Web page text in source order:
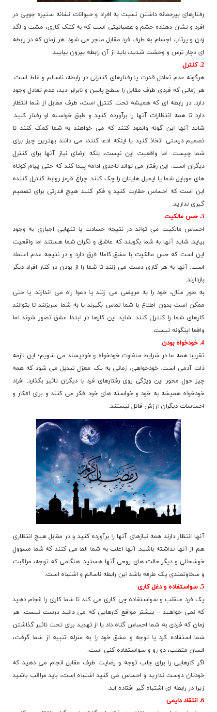
رفتارهای بیرحمانه داشتن نسبت به افراد وحیواناتنشانه ستیزه جویی در
افرد و نشان دهنده خشم و عصبانیتی است که به کتک کاری، مشت و لگد
زدن و پرتاب اجسام به طرف فرد مقابل منجر می شود. هر زمان که در رابطه
ای دچار ترس و وحشت شدید، باید از آن رابطه بیرون بیایید.
2. کنترل
هرگونه عدم تعادل قدرت یا رفتارهای کنترلی در رابطه، ناسالم و غلط است.
هر زمانی که فردی طرف مقابل را سطح پایین و نابرابر دید، عدم تعادل وجود
دارد. در رابطه ای که همیشه تحت کنترل است، طرف مقابل از شما انتظار
دارد تا همه انتظارات آنها را برآورده کنید و طبق خواسته او رفتار کنید.
شاید آنها این گونه وانمود کنند که می خواهند به شما کمک کنند تا
تصمیم درستی اتخاذ کنید یا اینکه ادعا کنند، می دانند بهترین چیز برای
شما چیست. اما واقعیت این نیست، بلکه ارضای نیاز آنها برای کنترل
دیگران است. این رفتار می تواند تاحدی ادامه پیدا کند که حتی پیام کوتاه
های موبایل شما یا ایمیل هایتان را چک کنند. چراغ قرمز روابط کنترل کننده
این است که احساس حقارت کنید و فکر کنید هیچ قدرتی برای تصمیم
گیری ندارید.
3. حس مالکیت
احساس مالکیت می تواند در نتیجه حسادت یا تنهایی اجباری به وجود
بیاید. شاید آنها به شما بگویند که عاشق و نگران شما هستند اما واقعیت
این است که حس مالکیت با عشق کاملا فرق دارد و در نتیجه عدم اعتماد
است. آنها به هر کاری دست می زنند تا شما را از بودن در کنار افراد دیگر
بازدارند.
به طور مثال، خود را به مریضی می زنند یا دعوا راه می اندازند. یا حتی
ممکن است بدون اطلاع با شما تماس بگیرند یا به شما سربزنند تا بتوانند
کارهای شما را کنترل کنند. شاید این کارها در ابتدا عشق تصور شوند اما
واقعا اینگونه نیست.
4. خودخواه بودن
تقریبا همه ما در شرایط متفاوت خودخواه و خودپسند می شویم؛ این لازمه
ذات آدمی است. خودخواهی، زمانی به یک معزل تبدیل می شود که همه
چیز حول محور این ویژگی روی رفتارهای فرد با دیگران تاثیر بگذارد. افراد
خودخواه همیشه به خود وخواسته های خود فکر می کنند و برای افکار و
احساسات دیگران ارزش قائل نیستند.
آنها انتظار دارند همه نیازهای آنها را برآورده کنید و در مقابل هیچ انتظاری
هم از آنها نداشته باشید. آنها اغلب به شما القا می کنند که شما مسوول
خوشحالی و دیگر حالت های روحی آنها هستید. هنگامی که توجه، مراقبت
و سخاوتمندی یک طرفه باشد این رابطه ناسالم و اشتباه است.
5. سواستفاده و دغل کاری
یک فرد متقلب و سواستفاده چی کاری می کند تا شما کاری را انجام دهید
که نمی خواهید – بیشتر مواقع کارهایی که می دانید درست نیست. هر
زمان که فردی به شما احساس گناه داد یا از تهدید برای تحت تاثیر گذاشتن
شما استفاده کرد یا توجه و عشق خود را به منزله تنبیه از شما گرفت،
انسان متقلب، دو رو و سواستفاده کنی است.
اگر کارهایی را برای جلب توجه و رضایت طرف مقابل انجام می دهید که
خودتان دوست ندارید و احساس می کنید اشتباه است، باید مراقب باشید
زیرا در رابطه ای اشتباه گیر افتاده اید.
6. انتقاد دایمی